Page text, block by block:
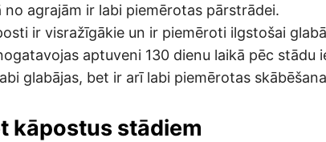
no agrajām ir labi piemērotas pārstrādei.
ir visražīgākie un ir piemēroti ilgstošai
aptuveni 130 dienu laikā pēc stādu
glabājas, bet ir arī labi piemērotas
kāpostus stādiem